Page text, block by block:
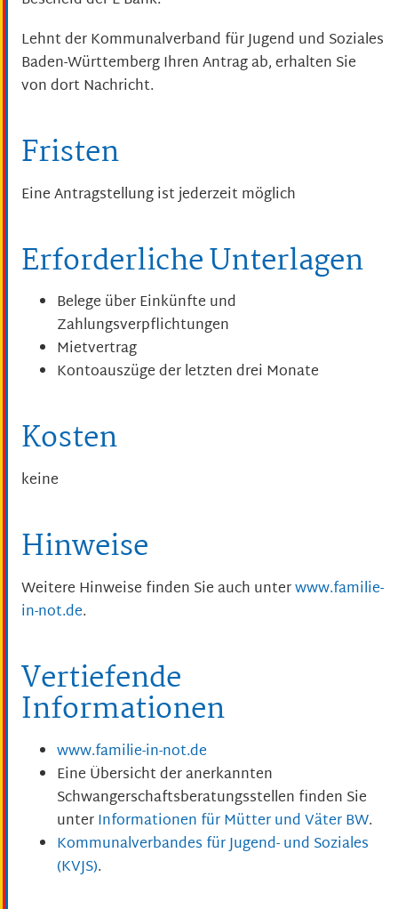
Lehnt der Kommunalverband für Jugend und Soziales
Baden-Württemberg Ihren Antrag ab, erhalten Sie
von dort Nachricht.
Fristen
Eine Antragstellung ist jederzeit möglich
Erforderliche Unterlagen
Belege über Einkünfte und
Zahlungsverpflichtungen
Mietvertrag
Kontoauszüge der letzten drei Monate
Kosten
keine
Hinweise
Weitere Hinweise finden Sie auch unterwww.familie-
in-not.de.
Vertiefende
Informationen
www.familie-in-not.de
Eine Übersicht der anerkannten
Schwangerschaftsberatungsstellen finden Sie
unterInformationen für Mütter und Väter BW.
Kommunalverbandes für Jugend- und Soziales
(KVJS).